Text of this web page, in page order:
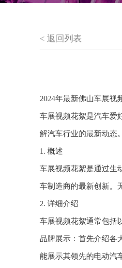
< 返回列表
2024年最新佛山车展视
车展视频花絮是汽车爱
解汽车行业的最新动态。
1. 概述
车展视频花絮是通过生
车制造商的最新创新。
2. 详细介绍
车展视频花絮通常包括
品牌展示：首先介绍各
能展示其领先的电动汽